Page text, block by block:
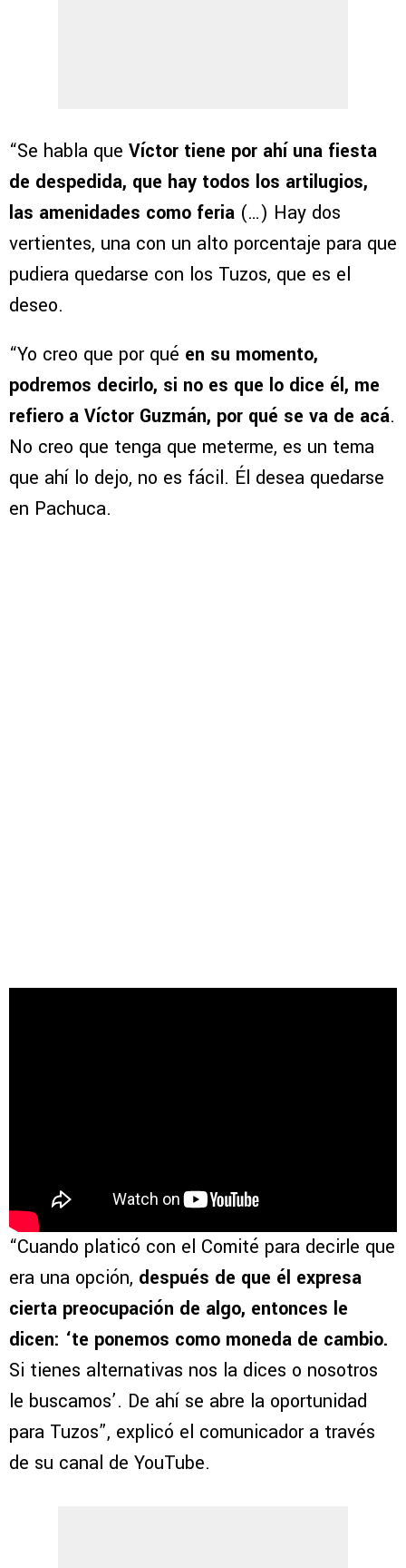
“Se habla que Víctor tiene por ahí una fiesta
de despedida, que hay todos los artilugios,
las amenidades como feria (…) Hay dos
vertientes, una con un alto porcentaje para que
pudiera quedarse con los Tuzos, que es el
deseo.
“Yo creo que por qué en su momento,
podremos decirlo, si no es que lo dice él, me
refiero a Víctor Guzmán, por qué se va de acá.
No creo que tenga que meterme, es un tema
que ahí lo dejo, no es fácil. Él desea quedarse
en Pachuca.
“Cuando platicó con el Comité para decirle que
era una opción, después de que él expresa
cierta preocupación de algo, entonces le
dicen: ‘te ponemos como moneda de cambio.
Si tienes alternativas nos la dices o nosotros
le buscamos’. De ahí se abre la oportunidad
para Tuzos”, explicó el comunicador a través
de su canal de YouTube.